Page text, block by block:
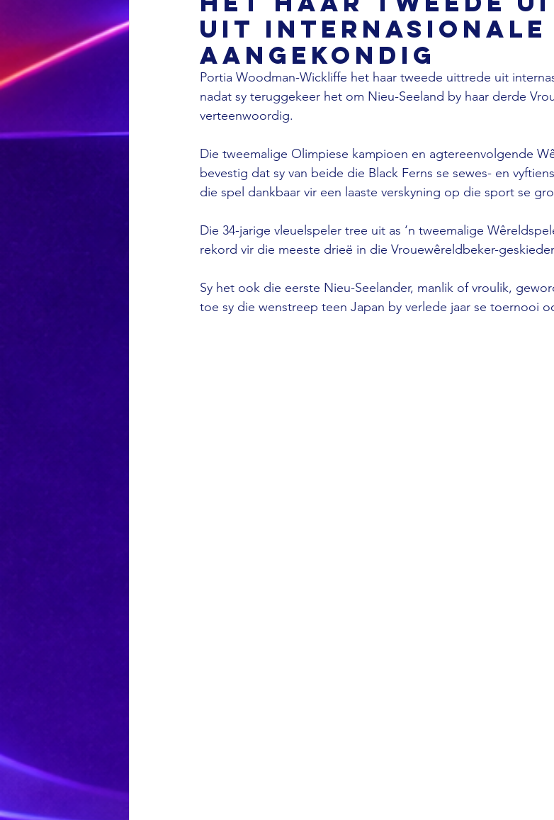
uit internasionale
aangekondig
Portia Woodman-Wickliffe het haar tweede uittrede uit
nadat sy teruggekeer het om Nieu-Seeland by haar derde
verteenwoordig.
Die tweemalige Olimpiese kampioen en agtereenvolgende
bevestig dat sy van beide die Black Ferns se sewes- en
die spel dankbaar vir een laaste verskyning op die sport se
Die 34-jarige vleuelspeler tree uit as ‘n tweemalige
rekord vir die meeste drieë in die Vrouewêreldbeker-
Sy het ook die eerste Nieu-Seelander, manlik of vroulik,
toe sy die wenstreep teen Japan by verlede jaar se toernooi